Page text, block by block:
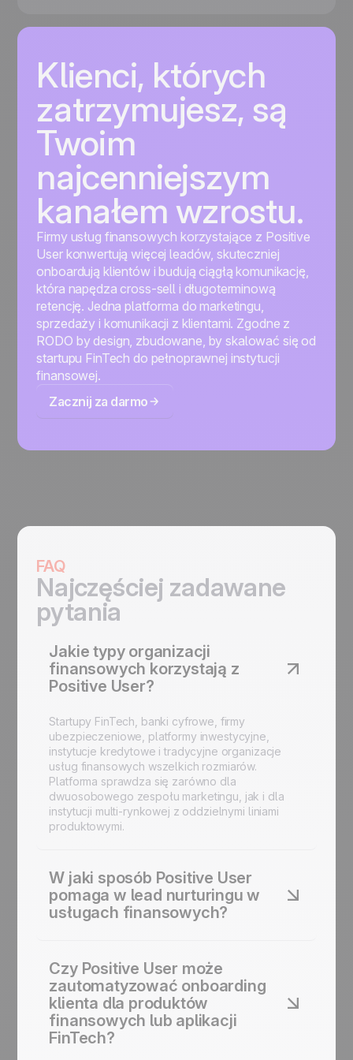
Klienci, których
zatrzymujesz, są
Twoim
najcenniejszym
kanałem wzrostu.
Firmy usług finansowych korzystające z Positive
User konwertują więcej leadów, skuteczniej
onboardują klientów i budują ciągłą komunikację,
która napędza cross-sell i długoterminową
retencję. Jedna platforma do marketingu,
sprzedaży i komunikacji z klientami. Zgodne z
RODO by design, zbudowane, by skalować się od
startupu FinTech do pełnoprawnej instytucji
finansowej.
Zacznij za darmo
FAQ
Najczęściej zadawane
pytania
Jakie typy organizacji
finansowych korzystają z
Positive User?
Startupy FinTech, banki cyfrowe, firmy
ubezpieczeniowe, platformy inwestycyjne,
instytucje kredytowe i tradycyjne organizacje
usług finansowych wszelkich rozmiarów.
Platforma sprawdza się zarówno dla
dwuosobowego zespołu marketingu, jak i dla
instytucji multi-rynkowej z oddzielnymi liniami
produktowymi.
W jaki sposób Positive User
pomaga w lead nurturingu w
usługach finansowych?
User utrzymuje Twoją markę obecną przez całą
fazę rozważania dzięki zautomatyzowanym
sekwencjom dostarczającym trafne treści we
właściwym tempie. Każdy lead dostaje
komunikację dostosowaną do produktu, którym
się zainteresował, a nie generyczny newsletter.
Czy Positive User może
zautomatyzować onboarding
klienta dla produktów
finansowych lub aplikacji
FinTech?